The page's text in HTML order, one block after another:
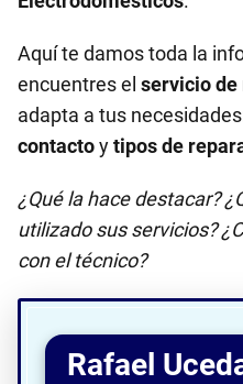
Aquí te damos toda la
encuentres el servicio
adapta a tus
contactoytipos de
¿Qué la hace destacar?
utilizado sus servicios?
con el técnico?
Rafael